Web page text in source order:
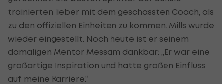
trainierten lieber mit dem geschassten Coach, als
zu den offiziellen Einheiten zu kommen. Mills wurde
wieder eingestellt. Noch heute ist er seinem
damaligen Mentor Messam dankbar: „Er war eine
großartige Inspiration und hatte großen Einfluss
auf meine Karriere.“